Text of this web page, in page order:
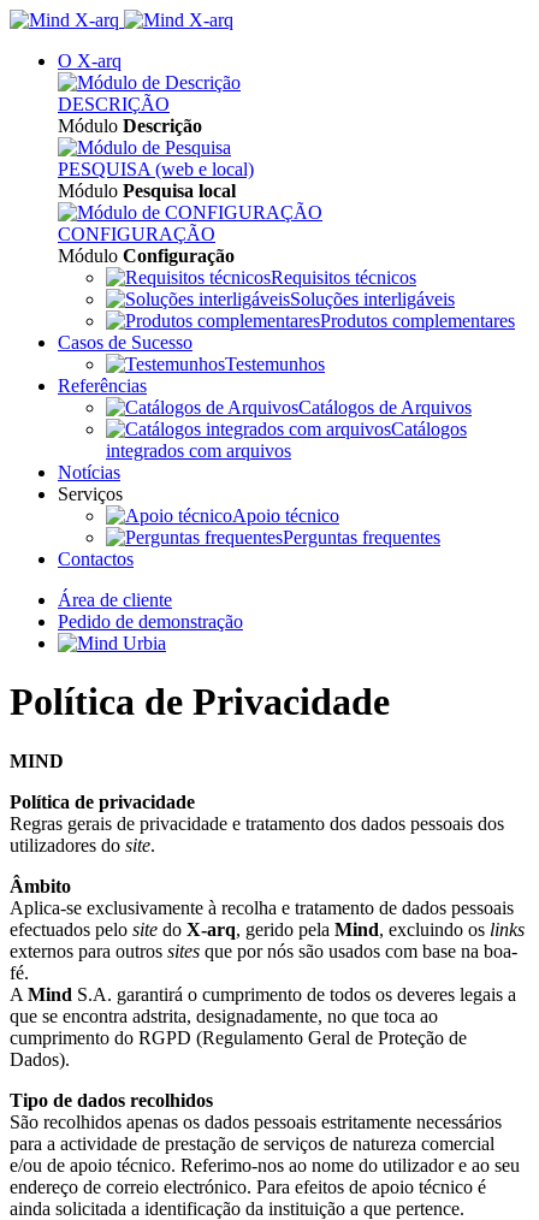
O X-arq
DESCRIÇÃO
Módulo Descrição
PESQUISA (web e local)
Módulo Pesquisa local
CONFIGURAÇÃO
Módulo Configuração
Requisitos técnicos
Soluções interligáveis
Produtos complementares
Casos de Sucesso
Testemunhos
Referências
Catálogos de Arquivos
Catálogos
integrados com arquivos
Notícias
Serviços
Apoio técnico
Perguntas frequentes
Contactos
Área de cliente
Pedido de demonstração
Política de Privacidade
MIND
Política de privacidade
Regras gerais de privacidade e tratamento dos dados pessoais dos
utilizadores do site.
Âmbito
Aplica-se exclusivamente à recolha e tratamento de dados pessoais
efectuados pelo site do X-arq, gerido pela Mind, excluindo os links
externos para outros sites que por nós são usados com base na boa-
fé.
A Mind S.A. garantirá o cumprimento de todos os deveres legais a
que se encontra adstrita, designadamente, no que toca ao
cumprimento do RGPD (Regulamento Geral de Proteção de
Dados).
Tipo de dados recolhidos
São recolhidos apenas os dados pessoais estritamente necessários
para a actividade de prestação de serviços de natureza comercial
e/ou de apoio técnico. Referimo-nos ao nome do utilizador e ao seu
endereço de correio electrónico. Para efeitos de apoio técnico é
ainda solicitada a identificação da instituição a que pertence.